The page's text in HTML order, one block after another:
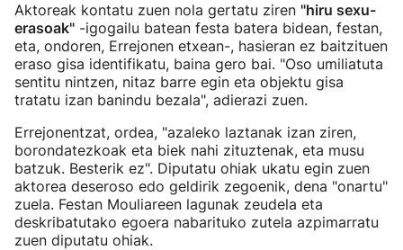
Aktoreak kontatu zuen nola gertatu ziren "hiru sexu-
erasoak" -igogailu batean festa batera bidean, festan,
eta, ondoren, Errejonen etxean-, hasieran ez baitzituen
eraso gisa identifikatu, baina gero bai. "Oso umiliatuta
sentitu nintzen, nitaz barre egin eta objektu gisa
tratatu izan banindu bezala", adierazi zuen.
Errejonentzat, ordea, "azaleko laztanak izan ziren,
borondatezkoak eta biek nahi zituztenak, eta musu
batzuk. Besterik ez". Diputatu ohiak ukatu egin zuen
aktorea deseroso edo geldirik zegoenik, dena "onartu"
zuela. Festan Mouliareen lagunak zeudela eta
deskribatutako egoera nabarituko zutela azpimarratu
zuen diputatu ohiak.